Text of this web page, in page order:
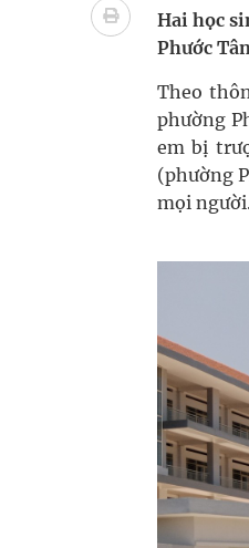
Quan Bằng
Xây dựng bản
"Nền kinh tế
Đắk Lắk: Đẩy
Tổng hợp
Hai học
Phước
Theo
phường
em bị
(phường
mọi